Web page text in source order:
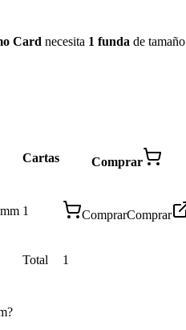
Card necesita 1 funda de tamaño
Cartas Comprar
mm 1 ComprarComprar
Total 1